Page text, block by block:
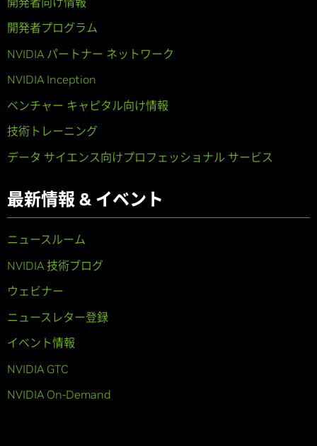
開発者プログラム
NVIDIA パートナー ネットワーク
NVIDIA Inception
ベンチャー キャピタル向け情報
技術トレーニング
データ サイエンス向けプロフェッショナル サービス
最新情報 & イベント
ニュースルーム
NVIDIA 技術ブログ
ウェビナー
ニュースレター登録
イベント情報
NVIDIA GTC
NVIDIA On-Demand